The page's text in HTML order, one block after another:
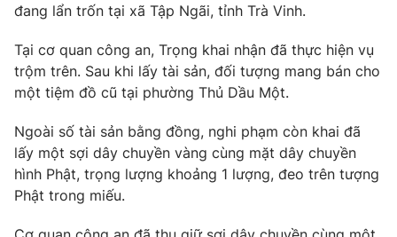
VTV Sức khoẻ Bất động sản
Thị trường 24h Tấm lòng Việt
VTV4 Vươn mình bằng AI
VTV9 VTV8
Liên hệ tòa soạn English
đang lẩn trốn tại xã Tập Ngãi, tỉnh Trà Vinh.
Tại cơ quan công an, Trọng khai nhận đã thực hiện vụ
trộm trên. Sau khi lấy tài sản, đối tượng mang bán cho
một tiệm đồ cũ tại phường Thủ Dầu Một.
Ngoài số tài sản bằng đồng, nghi phạm còn khai đã
lấy một sợi dây chuyền vàng cùng mặt dây chuyền
hình Phật, trọng lượng khoảng 1 lượng, đeo trên tượng
Phật trong miếu.